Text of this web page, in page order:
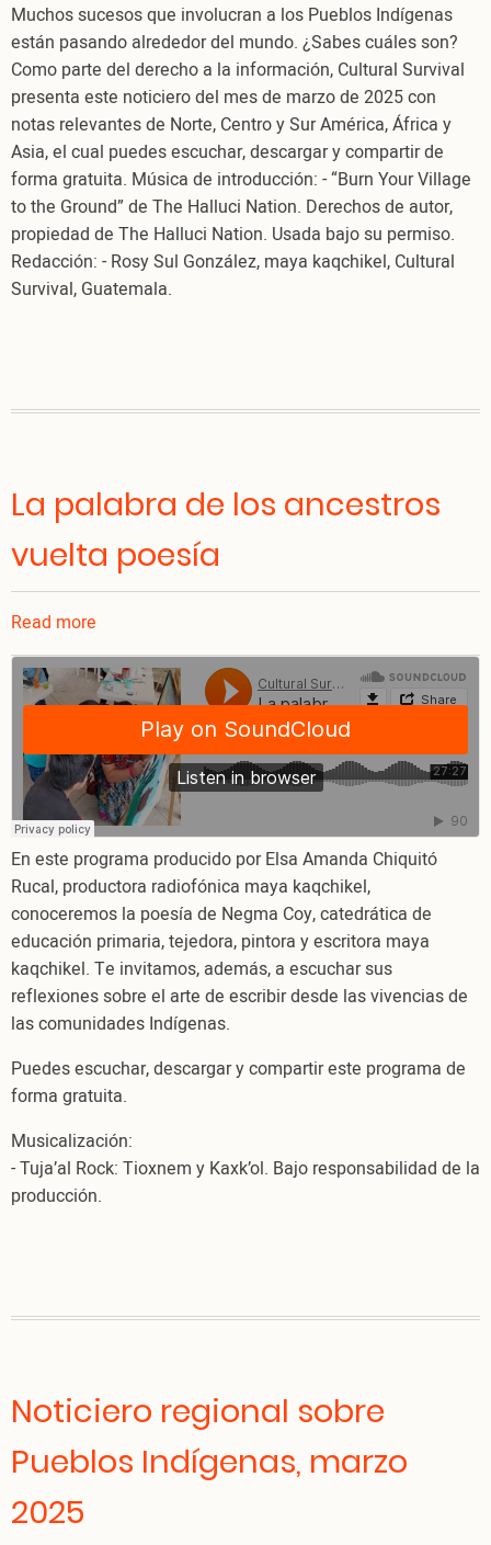
Muchos sucesos que involucran a los Pueblos Indígenas
están pasando alrededor del mundo. ¿Sabes cuáles son?
Como parte del derecho a la información, Cultural Survival
presenta este noticiero del mes de marzo de 2025 con
notas relevantes de Norte, Centro y Sur América, África y
Asia, el cual puedes escuchar, descargar y compartir de
forma gratuita. Música de introducción: - “Burn Your Village
to the Ground” de The Halluci Nation. Derechos de autor,
propiedad de The Halluci Nation. Usada bajo su permiso.
Redacción: - Rosy Sul González, maya kaqchikel, Cultural
Survival, Guatemala.
La palabra de los ancestros
vuelta poesía
Read more
La
palabra
de
ancestros
vuelta
poesía
En este programa producido por Elsa Amanda Chiquitó
Rucal, productora radiofónica maya kaqchikel,
conoceremos la poesía de Negma Coy, catedrática de
educación primaria, tejedora, pintora y escritora maya
kaqchikel. Te invitamos, además, a escuchar sus
reflexiones sobre el arte de escribir desde las vivencias de
las comunidades Indígenas.
Puedes escuchar, descargar y compartir este programa de
forma gratuita.
Musicalización:
- Tuja’al Rock: Tioxnem y Kaxk’ol. Bajo responsabilidad de la
producción.
Noticiero regional sobre
Pueblos Indígenas, marzo
2025